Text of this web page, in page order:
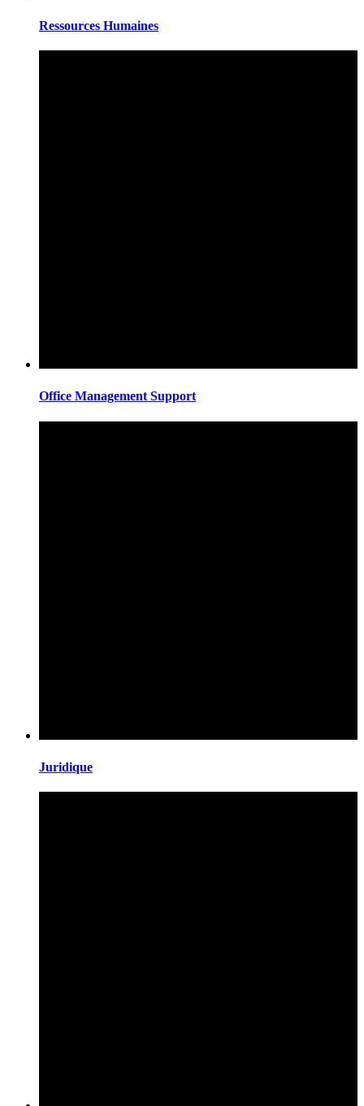
Ressources Humaines
Office Management Support
Juridique